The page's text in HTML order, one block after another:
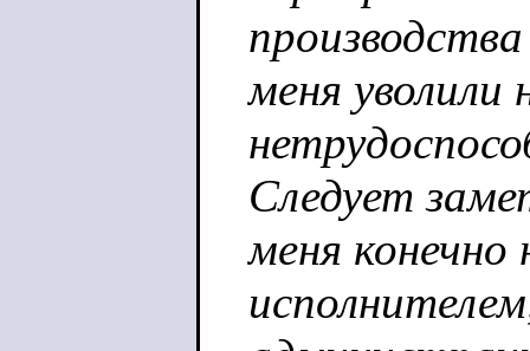
меня уволили
Следует
меня конечно